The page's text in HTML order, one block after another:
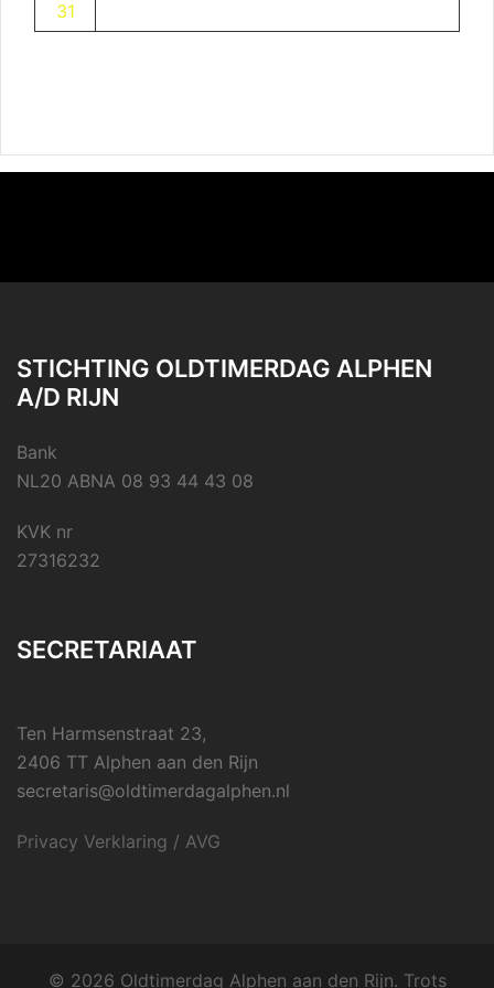
31
STICHTING OLDTIMERDAG ALPHEN
A/D RIJN
Bank
NL20 ABNA 08 93 44 43 08
KVK nr
27316232
SECRETARIAAT
Ten Harmsenstraat 23,
2406 TT Alphen aan den Rijn
secretaris@oldtimerdagalphen.nl
Privacy Verklaring / AVG
© 2026 Oldtimerdag Alphen aan den Rijn. Trots